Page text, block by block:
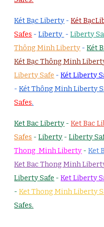
Két Bạc Liberty -Két
Safes -Liberty -Liberty
Thông Minh Liberty -Két
Két Bạc Thông Minh
Liberty Safe -Két Liberty
-Két Thông Minh Liberty
Safes.
Ket Bac Liberty -Ket Bac
Safes -Liberty -Liberty
Thong Minh Liberty -Ket
Ket Bac Thong Minh
Liberty Safe -Ket Liberty
-Ket Thong Minh Liberty
Safes.